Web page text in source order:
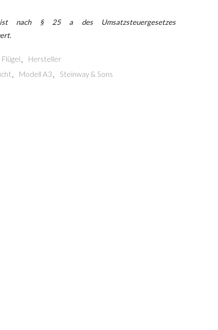
nach § 25 a des Umsatzsteuergesetzes
Flügel Hersteller
Modell A3 Steinway & Sons